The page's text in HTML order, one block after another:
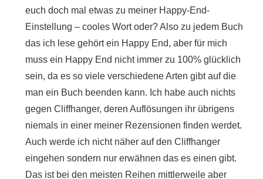
euch doch mal etwas zu meiner Happy-End-
Einstellung – cooles Wort oder? Also zu jedem Buch
das ich lese gehört ein Happy End, aber für mich
muss ein Happy End nicht immer zu 100% glücklich
sein, da es so viele verschiedene Arten gibt auf die
man ein Buch beenden kann. Ich habe auch nichts
gegen Cliffhanger, deren Auflösungen ihr übrigens
niemals in einer meiner Rezensionen finden werdet.
Auch werde ich nicht näher auf den Cliffhanger
eingehen sondern nur erwähnen das es einen gibt.
Das ist bei den meisten Reihen mittlerweile aber